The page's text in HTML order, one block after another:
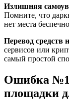
Излишняя
Помните, что
нет места
Перевод средств
сервисов или
самый простой
Ошибка
площадки